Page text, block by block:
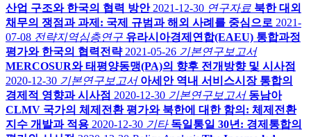
산업 구조와 한국의 협력 방안 2021-12-30 연구자료 북한 대외
채무의 쟁점과 과제: 국제 규범과 해외 사례를 중심으로 2021-
07-08 전략지역심층연구 유라시아경제연합(EAEU) 통합과정
평가와 한국의 협력전략 2021-05-26 기본연구보고서
MERCOSUR와 태평양동맹(PA)의 향후 전개방향 및 시사점
2020-12-30 기본연구보고서 아세안 역내 서비스시장 통합의
경제적 영향과 시사점 2020-12-30 기본연구보고서 동남아
CLMV 국가의 체제전환 평가와 북한에 대한 함의: 체제전환
지수 개발과 적용 2020-12-30 기타 독일통일 30년: 경제통합의